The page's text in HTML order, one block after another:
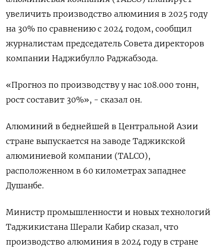
увеличить производство алюминия в 2025 году
на 30% по сравнению с 2024 годом, сообщил
журналистам председатель Совета директоров
компании Наджибулло Раджабзода.
«Прогноз по производству у нас 108.000 тонн,
рост составит 30%», - сказал он.
Алюминий в беднейшей в Центральной Азии
стране выпускается на заводе Таджикской
алюминиевой компании (TALCO),
расположенном в 60 километрах западнее
Душанбе.
Министр промышленности и новых технологий
Таджикистана Шерали Кабир сказал, что
производство алюминия в 2024 году в стране